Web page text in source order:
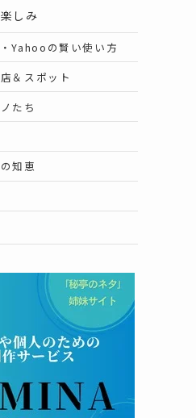
しみ
Yahooの賢い使い方
＆スポット
たち
知恵